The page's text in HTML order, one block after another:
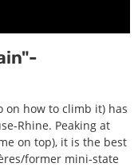
how to climb it) has
Rhine. Peaking at
on top), it is the best
former mini-state